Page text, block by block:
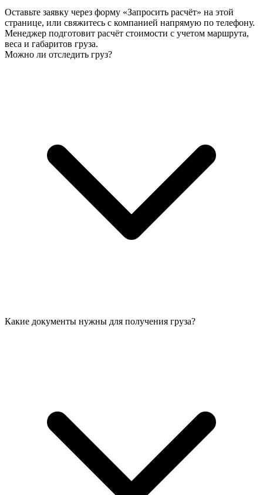
Оставьте заявку через форму «Запросить расчёт» на этой
странице, или свяжитесь с компанией напрямую по телефону.
Менеджер подготовит расчёт стоимости с учетом маршрута,
веса и габаритов груза.
Можно ли отследить груз?
Какие документы нужны для получения груза?